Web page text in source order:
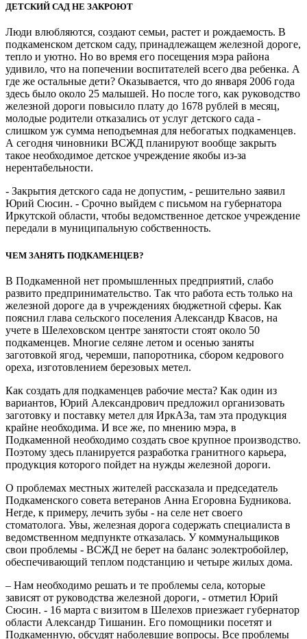
ДЕТСКИЙ САД НЕ ЗАКРОЮТ
Люди влюбляются, создают семьи, растет и рождаемость. В
подкаменском детском саду, принадлежащем железной дороге,
тепло и уютно. Но во время его посещения мэра района
удивило, что на попечении воспитателей всего два ребенка. А
где же остальные дети? Оказывается, что до января 2006 года
здесь было около 25 малышей. Но после того, как руководство
железной дороги повысило плату до 1678 рублей в месяц,
молодые родители отказались от услуг детского сада -
слишком уж сумма неподъемная для небогатых подкаменцев.
А сегодня чиновники ВСЖД планируют вообще закрыть
такое необходимое детское учреждение якобы из-за
нерентабельности.
- Закрытия детского сада не допустим, - решительно заявил
Юрий Сюсин. - Срочно выйдем с письмом на губернатора
Иркутской области, чтобы ведомственное детское учреждение
передали в муниципальную собственность.
ЧЕМ ЗАНЯТЬ ПОДКАМЕНЦЕВ?
В Подкаменной нет промышленных предприятий, слабо
развито предпринимательство. Так что работа есть только на
железной дороге да в учреждениях бюджетной сферы. Как
пояснил глава сельского поселения Александр Квасов, на
учете в Шелеховском центре занятости стоят около 50
подкаменцев. Многие селяне летом и осенью заняты
заготовкой ягод, черемши, папоротника, сбором кедрового
ореха, изготовлением березовых метел.
Как создать для подкаменцев рабочие места? Как один из
вариантов, Юрий Александрович предложил организовать
заготовку и поставку метел для ИркАЗа, там эта продукция
крайне необходима. И все же, по мнению мэра, в
Подкаменной необходимо создать свое крупное производство.
Поэтому здесь планируется разработка гранитного карьера,
продукция которого пойдет на нужды железной дороги.
О проблемах местных жителей рассказала и председатель
Подкаменского совета ветеранов Анна Егоровна Будникова.
Негде, к примеру, лечить зубы - на селе нет своего
стоматолога. Увы, железная дорога содержать специалиста в
ведомственном медпункте отказалась. У коммунальщиков
свои проблемы - ВСЖД не берет на баланс эолектробойлер,
обеспечивающий теплом подстанцию и четыре жилых дома.
– Нам необходимо решать и те проблемы села, которые
зависят от руководства железной дороги, - отметил Юрий
Сюсин. - 16 марта с визитом в Шелехов приезжает губернатор
области Александр Тишанин. Его помощники посетят и
Подкаменную, обсудят наболевшие вопросы. Все проблемы